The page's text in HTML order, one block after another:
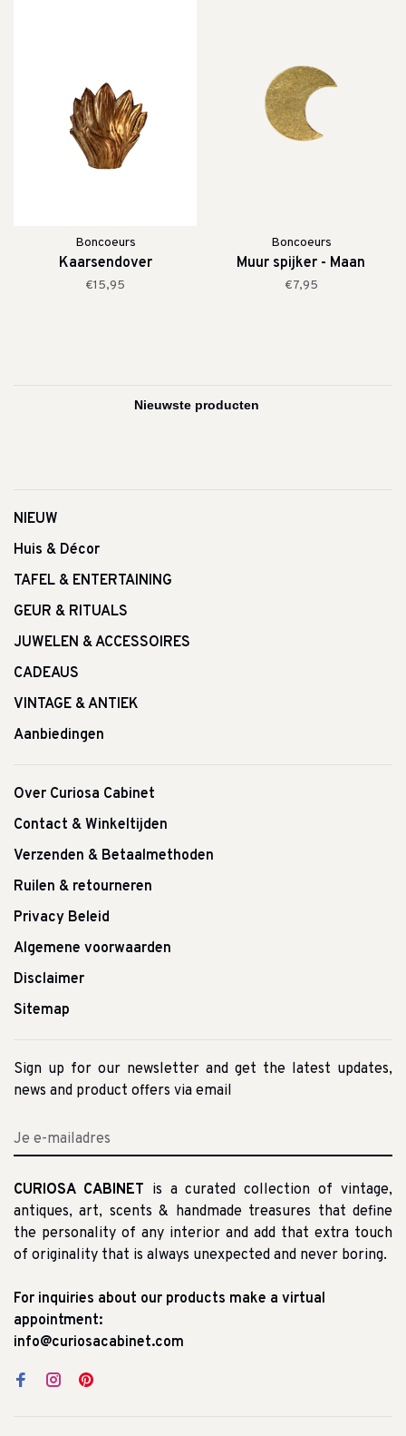
Boncoeurs
Kaarsendover
€15,95
Boncoeurs
Muur spijker - Maan
€7,95
NIEUW
Huis & Décor
TAFEL & ENTERTAINING
GEUR & RITUALS
JUWELEN & ACCESSOIRES
CADEAUS
VINTAGE & ANTIEK
Aanbiedingen
Over Curiosa Cabinet
Contact & Winkeltijden
Verzenden & Betaalmethoden
Ruilen & retourneren
Privacy Beleid
Algemene voorwaarden
Disclaimer
Sitemap
Sign up for our newsletter and get the latest updates,
news and product offers via email
CURIOSA CABINET is a curated collection of vintage,
antiques, art, scents & handmade treasures that define
the personality of any interior and add that extra touch
of originality that is always unexpected and never boring.
For inquiries about our products make a virtual
appointment:
info@curiosacabinet.com